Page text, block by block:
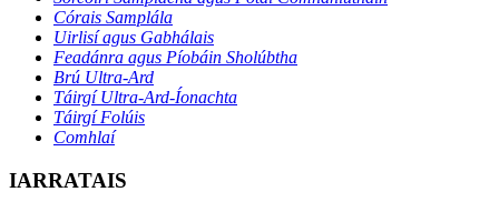
Córais Samplála
Uirlisí agus Gabhálais
Feadánra agus Píobáin Sholúbtha
Brú Ultra-Ard
Táirgí Ultra-Ard-Íonachta
Táirgí Folúis
Comhlaí
IARRATAIS